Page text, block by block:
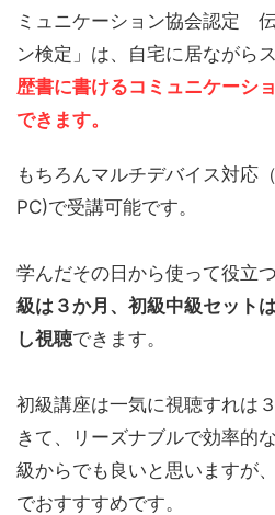
ミュニケーション協会認定
ン検定」は、自宅に居ながら
歴書に書けるコミュニケーシ
できます。
もちろんマルチデバイス対応
PC)で受講可能です。
学んだその日から使って役立
級は３か月、初級中級セット
し視聴できます。
初級講座は一気に視聴すれは
きて、リーズナブルで効率的
級からでも良いと思いますが
でおすすすめです。